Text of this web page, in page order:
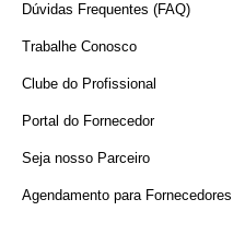
Dúvidas Frequentes (FAQ)
Trabalhe Conosco
Clube do Profissional
Portal do Fornecedor
Seja nosso Parceiro
Agendamento para Fornecedores